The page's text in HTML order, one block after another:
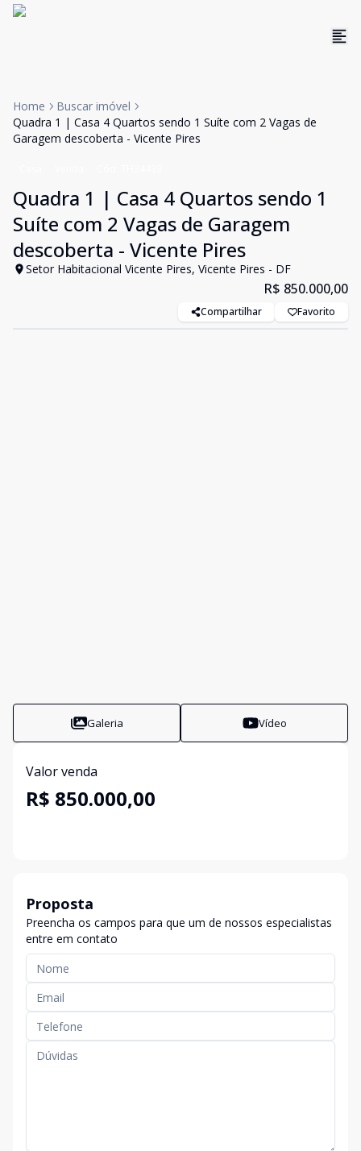
Home
Buscar imóvel
Quadra 1 | Casa 4 Quartos sendo 1 Suíte com 2 Vagas de
Garagem descoberta - Vicente Pires
Quadra 1 | Casa 4 Quartos sendo 1
Suíte com 2 Vagas de Garagem
descoberta - Vicente Pires
Setor Habitacional Vicente Pires, Vicente Pires - DF
R$ 850.000,00
Compartilhar Favorito
Galeria Vídeo
Valor venda
R$ 850.000,00
Proposta
Preencha os campos para que um de nossos especialistas
entre em contato